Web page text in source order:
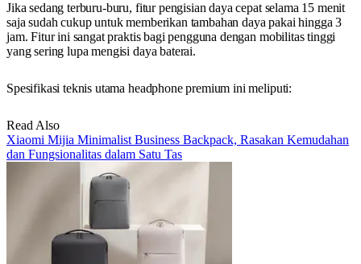
Jika sedang terburu-buru, fitur pengisian daya cepat selama 15 menit
saja sudah cukup untuk memberikan tambahan daya pakai hingga 3
jam. Fitur ini sangat praktis bagi pengguna dengan mobilitas tinggi
yang sering lupa mengisi daya baterai.
Spesifikasi teknis utama headphone premium ini meliputi:
Read Also
Xiaomi Mijia Minimalist Business Backpack, Rasakan Kemudahan
dan Fungsionalitas dalam Satu Tas